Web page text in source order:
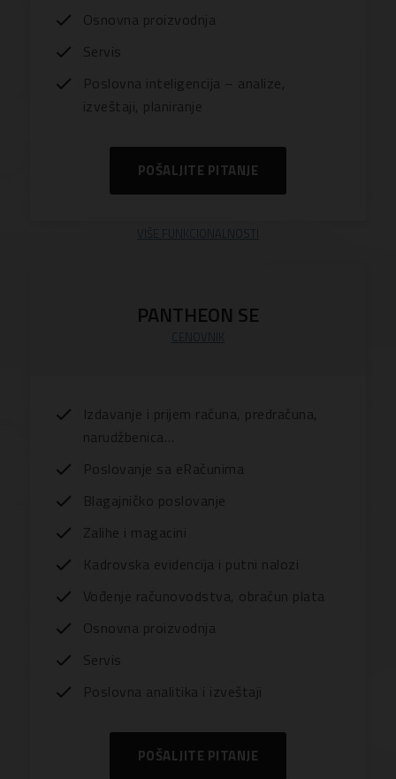
Osnovna proizvodnja
Servis
Poslovna inteligencija – analize,
izveštaji, planiranje
POŠALJITE PITANJE
VIŠE FUNKCIONALNOSTI
PANTHEON SE
CENOVNIK
Izdavanje i prijem računa, predračuna,
narudžbenica…
Poslovanje sa eRačunima
Blagajničko poslovanje
Zalihe i magacini
Kadrovska evidencija i putni nalozi
Vođenje računovodstva, obračun plata
Osnovna proizvodnja
Servis
Poslovna analitika i izveštaji
POŠALJITE PITANJE